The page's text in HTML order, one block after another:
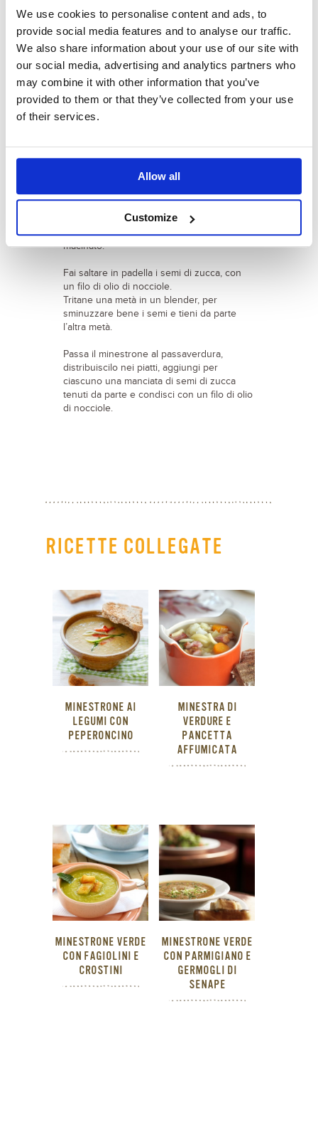
We use cookies to personalise content and ads, to
provide social media features and to analyse our traffic.
We also share information about your use of our site with
our social media, advertising and analytics partners who
may combine it with other information that you’ve
provided to them or that they’ve collected from your use
of their services.
Allow all
Customize
PREPARAZIONE
Scalda 2 cucchiai di olio extravergine di
oliva in una pentola, aggiungi il Minestrone
Cuoci a fuoco medio senza coperchio per
10-15 minuti, mescolando di frequente per
Aggiungi sale e una presa di pepe bianco
macinato.
Fai saltare in padella i semi di zucca, con
un filo di olio di nocciole.
Tritane una metà in un blender, per
sminuzzare bene i semi e tieni da parte
l’altra metà.
Passa il minestrone al passaverdura,
distribuiscilo nei piatti, aggiungi per
ciascuno una manciata di semi di zucca
tenuti da parte e condisci con un filo di olio
di nocciole.
RICETTE COLLEGATE
MINESTRONE AI
LEGUMI CON
PEPERONCINO
MINESTRA DI
VERDURE E
PANCETTA
AFFUMICATA
MINESTRONE VERDE
CON FAGIOLINI E
CROSTINI
MINESTRONE VERDE
CON PARMIGIANO E
GERMOGLI DI
SENAPE